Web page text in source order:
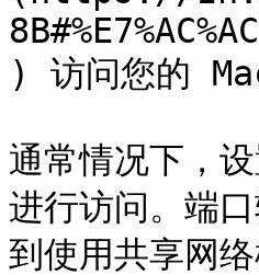
) 访问您的
通常情况下，
进行访问。端
到使用共享网